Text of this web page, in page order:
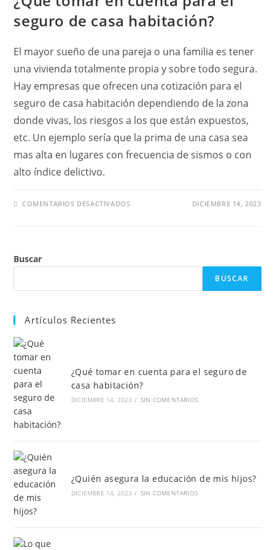
seguro de casa habitación?
El mayor sueño de una pareja o una familia es tener
una vivienda totalmente propia y sobre todo segura.
Hay empresas que ofrecen una cotización para el
seguro de casa habitación dependiendo de la zona
donde vivas, los riesgos a los que están expuestos,
etc. Un ejemplo sería que la prima de una casa sea
mas alta en lugares con frecuencia de sismos o con
alto índice delictivo.
COMENTARIOS DESACTIVADOSEN
DE
DICIEMBRE 14, 2023
Buscar
BUSCAR
Artículos Recientes
¿Qué tomar en cuenta para el seguro de
casa habitación?
DICIEMBRE 14, 2023 / SIN COMENTARIOS
¿Quién asegura la educación de mis hijos?
DICIEMBRE 14, 2023 / SIN COMENTARIOS